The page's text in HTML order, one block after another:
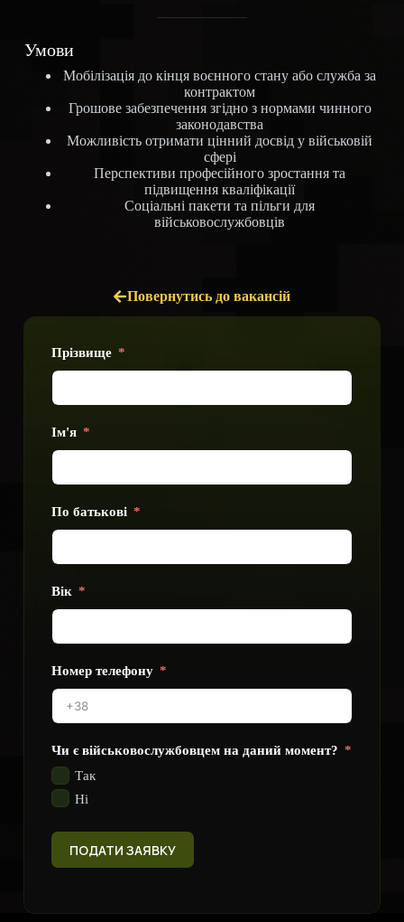
Умови
Мобілізація до кінця воєнного стану або служба за
контрактом
Грошове забезпечення згідно з нормами чинного
законодавства
Можливість отримати цінний досвід у військовій
сфері
Перспективи професійного зростання та
підвищення кваліфікації
Соціальні пакети та пільги для
військовослужбовців
Повернутись до вакансій
Прізвище
Ім'я
По батькові
Вік
Номер телефону
Чи є військовослужбовцем на даний момент?
Так
Ні
ПОДАТИ ЗАЯВКУ